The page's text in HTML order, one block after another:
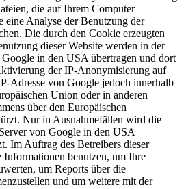
die auf Ihrem Computer
eine Analyse der Benutzung der
Die durch den Cookie erzeugten
dieser Website werden in der
in den USA übertragen und dort
der IP-Anonymisierung auf
Adresse von Google jedoch innerhalb
Union oder in anderen
über den Europäischen
Nur in Ausnahmefällen wird die
von Google in den USA
Im Auftrag des Betreibers dieser
benutzen, um Ihre
um Reports über die
und um weitere mit der